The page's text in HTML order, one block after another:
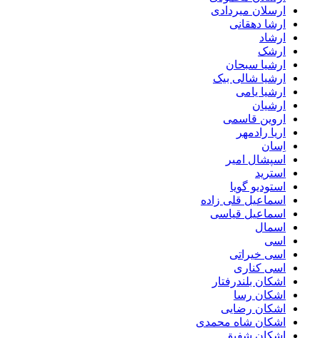
ارسلان میردادی
ارشا دهقانی
ارشاد
ارشک
ارشیا سبحان
ارشیا شالی بیک
ارشیا یامی
ارشیان
اروین قاسمی
اریا رادمهر
اِسان
اسپشال امیر
استرید
استودیو گویا
اسماعیل قلی زاده
اسماعیل قیاسی
اسمال
اسی
اسی خیراتی
اسی کناری
اشکان بلندرفتار
اشکان رسا
اشکان رضایی
اشکان شاه محمدی
اشکان شفیق